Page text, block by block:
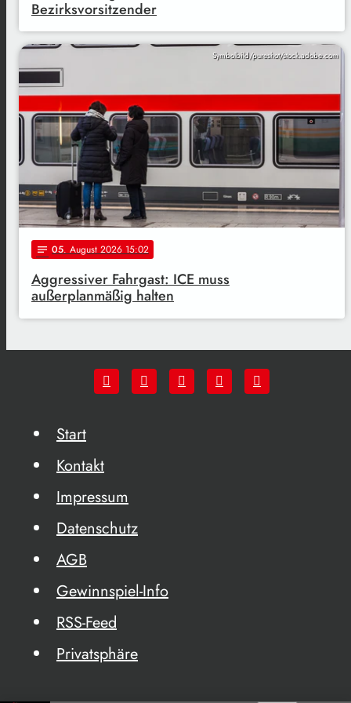
Bezirksvorsitzender
Symbolbild/pureshot/stock.adobe.com
notes 05. August 2026 15:02
Aggressiver Fahrgast: ICE muss
außerplanmäßig halten
Start
Kontakt
Impressum
Datenschutz
AGB
Gewinnspiel-Info
RSS-Feed
Privatsphäre